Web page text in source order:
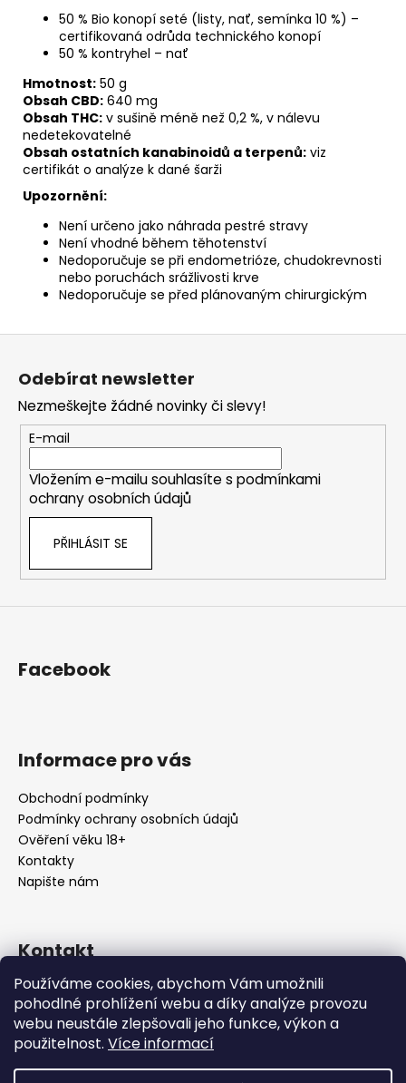
Používáme cookies, abychom Vám umožnili
pohodlné prohlížení webu a díky analýze provozu
webu neustále zlepšovali jeho funkce, výkon a
použitelnost. Více informací
50 % Bio konopí seté (listy, nať, semínka 10 %) –
certifikovaná odrůda technického konopí
50 % kontryhel – nať
Hmotnost: 50 g
Obsah CBD: 640 mg
Obsah THC: v sušině méně než 0,2 %, v nálevu
nedetekovatelné
Obsah ostatních kanabinoidů a terpenů: viz
certifikát o analýze k dané šarži
Upozornění:
Není určeno jako náhrada pestré stravy
Není vhodné během těhotenství
Nedoporučuje se při endometrióze, chudokrevnosti
nebo poruchách srážlivosti krve
Nedoporučuje se před plánovaným chirurgickým
Z
Odebírat newsletter
Nezmeškejte žádné novinky či slevy!
E-mail
Vložením e-mailu souhlasíte s podmínkami
ochrany osobních údajů
PŘIHLÁSIT SE
Facebook
Informace pro vás
Obchodní podmínky
Podmínky ochrany osobních údajů
Ověření věku 18+
Kontakty
Napište nám
Kontakt
info@urbansmoke.cz
+420602745932
UrbanSmoke
urbansmoke_shop